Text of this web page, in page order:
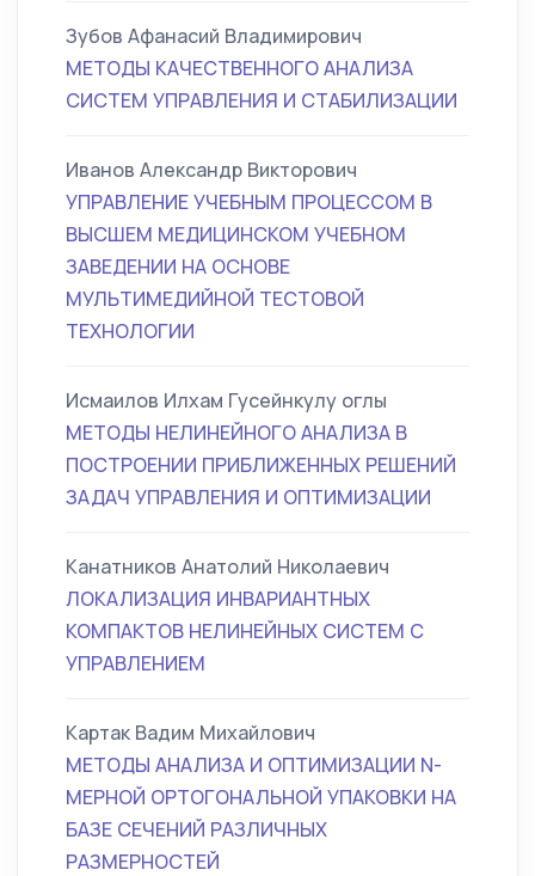
Зубов Афанасий Владимирович
МЕТОДЫ КАЧЕСТВЕННОГО АНАЛИЗА
СИСТЕМ УПРАВЛЕНИЯ И СТАБИЛИЗАЦИИ
Иванов Александр Викторович
УПРАВЛЕНИЕ УЧЕБНЫМ ПРОЦЕССОМ В
ВЫСШЕМ МЕДИЦИНСКОМ УЧЕБНОМ
ЗАВЕДЕНИИ НА ОСНОВЕ
МУЛЬТИМЕДИЙНОЙ ТЕСТОВОЙ
ТЕХНОЛОГИИ
Исмаилов Илхам Гусейнкулу оглы
МЕТОДЫ НЕЛИНЕЙНОГО АНАЛИЗА В
ПОСТРОЕНИИ ПРИБЛИЖЕННЫХ РЕШЕНИЙ
ЗАДАЧ УПРАВЛЕНИЯ И ОПТИМИЗАЦИИ
Канатников Анатолий Николаевич
ЛОКАЛИЗАЦИЯ ИНВАРИАНТНЫХ
КОМПАКТОВ НЕЛИНЕЙНЫХ СИСТЕМ С
УПРАВЛЕНИЕМ
Картак Вадим Михайлович
МЕТОДЫ АНАЛИЗА И ОПТИМИЗАЦИИ N-
МЕРНОЙ ОРТОГОНАЛЬНОЙ УПАКОВКИ НА
БАЗЕ СЕЧЕНИЙ РАЗЛИЧНЫХ
РАЗМЕРНОСТЕЙ